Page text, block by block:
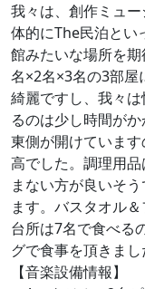
我々は、創作ミュ
体的にThe民泊とい
館みたいな場所を
名×2名×3名の3部屋
綺麗ですし、我々
るのは少し時間が
東側が開けていま
高でした。調理用
まない方が良いそ
ます。バスタオル
台所は7名で食べる
グで食事を頂きまし
【音楽設備情報】